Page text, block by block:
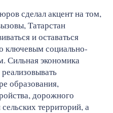
сделал акцент на том,
Татарстан
и оставаться
ключевым социально-
Сильная экономика
образования,
дорожного
территорий, а